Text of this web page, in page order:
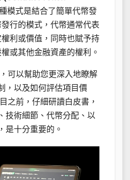
模式是結合了簡單代幣發
行的模式，代幣通常代表
利或價值，同時也賦予持
或其他金融資產的權利。
可以幫助您更深入地瞭解
，以及如何評估項目價
之前，仔細研讀白皮書，
技術細節、代幣分配、以
是十分重要的。